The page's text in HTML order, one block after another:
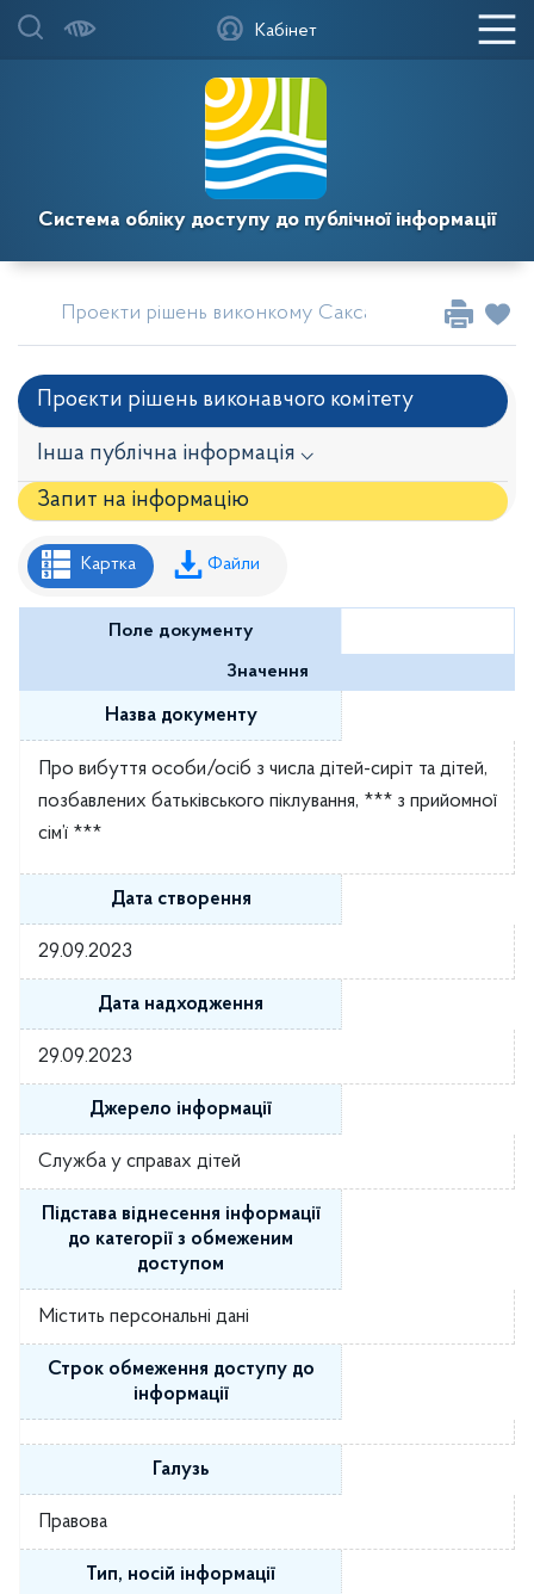
Система обліку доступу до публічної інформації
Кабінет
Проекти рішень виконкому Саксаганської
Проєкти рішень виконавчого комітету
Інша публічна інформація ⌵
Запит на iнформацію
Рішення районної ради
Рішення виконавчого комітету
Розпорядження районного голови
Регуляторні акти
Проекти рішень районної ради
Проєкти рішень виконавчого комітету
Картка Файли
Поле документу
Значення
Назва документу
Про вибуття особи/осіб з числа дітей-сиріт та дітей,
позбавлених батьківського піклування, *** з прийомної
сім’ї ***
Дата створення
29.09.2023
Дата надходження
29.09.2023
Джерело інформації
Служба у справах дітей
Підстава віднесення інформації
до категорії з обмеженим
доступом
Містить персональні дані
Строк обмеження доступу до
інформації
Галузь
Правова
Тип, носій інформації